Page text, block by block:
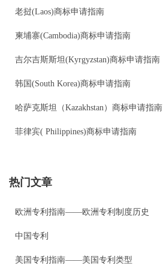
老挝(Laos)商标申请指南
柬埔寨(Cambodia)商标申请指南
吉尔吉斯斯坦(Kyrgyzstan)商标申请指南
韩国(South Korea)商标申请指南
哈萨克斯坦（Kazakhstan）商标申请指南
菲律宾( Philippines)商标申请指南
热门文章
欧洲专利指南——欧洲专利制度历史
中国专利
美国专利指南——美国专利类型